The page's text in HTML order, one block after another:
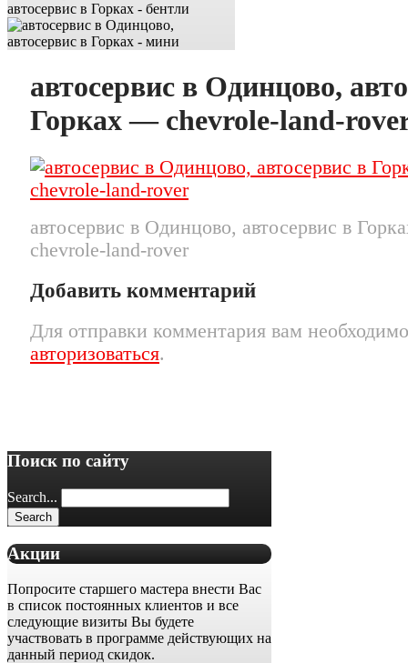
автосервис в Одинцово,
Горках — chevrole-land-
автосервис в Одинцово, автосервис в
chevrole-land-rover
Добавить комментарий
Для отправки комментария вам необходимо
авторизоваться.
Поиск по сайту
Search...
Акции
Попросите старшего мастера внести Вас
в список постоянных клиентов и все
следующие визиты Вы будете
участвовать в программе действующих на
данный период скидок.